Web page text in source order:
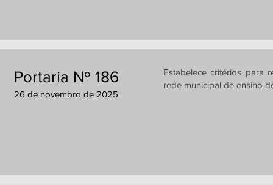
26 de novembro de 2025
Portaria Nº 186
Estabelece critérios para
rede municipal de ensino